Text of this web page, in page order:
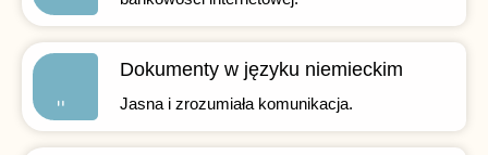
Dokumenty w języku niemieckim
Jasna i zrozumiała komunikacja.